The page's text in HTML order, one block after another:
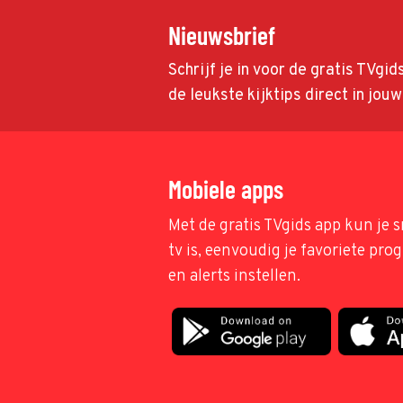
Nieuwsbrief
Schrijf je in voor de gratis
de leukste kijktips direct in
Mobiele apps
Met de gratis TVgids app kun je
tv is, eenvoudig je favoriete
en alerts instellen.